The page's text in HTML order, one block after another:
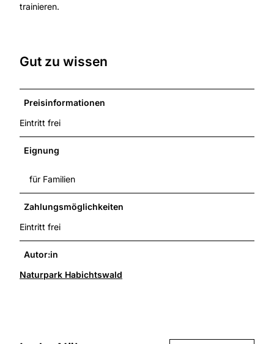
trainieren.
Gut zu wissen
Preisinformationen
Eintritt frei
Eignung
für Familien
Zahlungsmöglichkeiten
Eintritt frei
Autor:in
Naturpark Habichtswald